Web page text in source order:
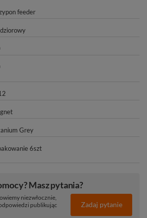
feeder
Grey
6szt
Masz pytania?
niezwłocznie,
publikując
Zadaj pytanie